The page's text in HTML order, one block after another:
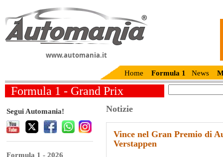
www.automania.it
Home Formula 1 News
Formula 1 - Grand Prix
Segui Automania!
Formula 1 - 2026
Notizie
Vince nel Gran Premio di
Verstappen